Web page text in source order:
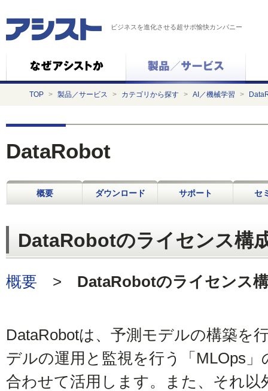
ビジネスを進化させる超サポ愉快カンパニー
TOP > 製品／サービス > カテゴリから探す > AI／機械学習 >
DataRobot
概要 ダウンロード サポート セ
DataRobotのライセンス構
概要 > DataRobotのライセンス
DataRobotは、予測モデルの構築を
デルの運用と監視を行う「MLOps
合わせて活用します。また、それ